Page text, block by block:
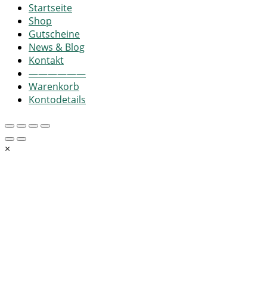
Startseite
Shop
Gutscheine
News & Blog
Kontakt
——————
Warenkorb
Kontodetails
×